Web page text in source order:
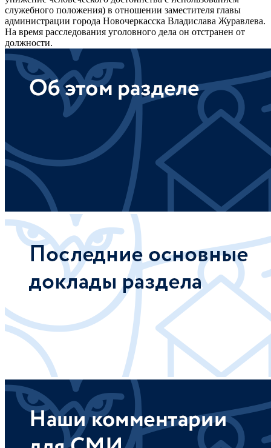
служебного положения) в отношении заместителя главы
администрации города Новочеркасска Владислава Журавлева.
На время расследования уголовного дела он отстранен от
должности.